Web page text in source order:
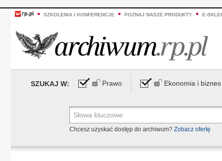
SZKOLENIA I KONFERENCJE POZNAJ NASZE PRODUKTY E-
SZUKAJ W: Prawo Ekonomia i biznes
Chcesz uzyskać dostęp do archiwum? Zobacz ofertę